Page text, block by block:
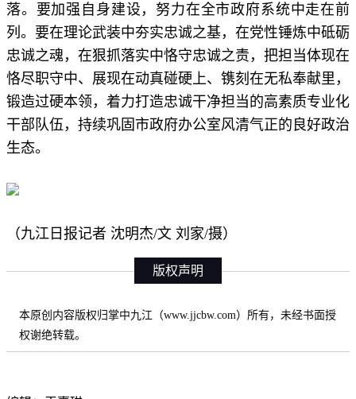
落。要加强自身建设，努力在全市政府系统中走在前
列。要在理论武装中夯实忠诚之基，在党性锤炼中砥砺
忠诚之魂，在狠抓落实中恪守忠诚之责，把担当体现在
恪尽职守中、展现在动真碰硬上、镌刻在无私奉献里，
锻造过硬本领，着力打造忠诚干净担当的高素质专业化
干部队伍，持续巩固市政府办公室风清气正的良好政治
生态。
（九江日报记者 沈明杰/文 刘家/摄）
版权声明
本原创内容版权归掌中九江（www.jjcbw.com）所有，未经书面授
权谢绝转载。